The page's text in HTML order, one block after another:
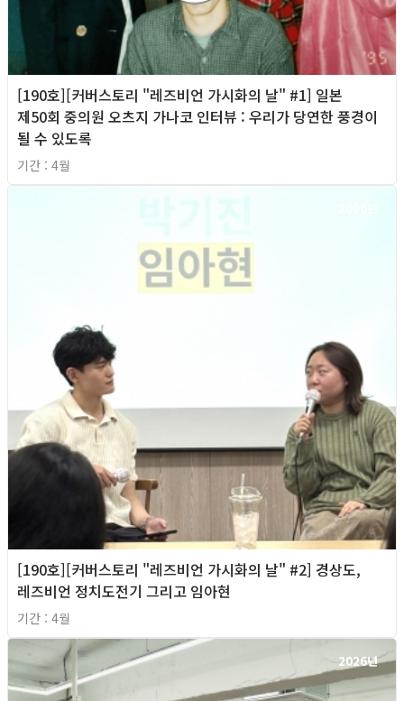
[190호][커버스토리 "레즈비언 가시화의 날" #1] 일본
제50회 중의원 오츠지 가나코 인터뷰 : 우리가 당연한 풍경이
될 수 있도록
기간 : 4월
[190호][커버스토리 "레즈비언 가시화의 날" #2] 경상도,
레즈비언 정치도전기 그리고 임아현
기간 : 4월
2026년